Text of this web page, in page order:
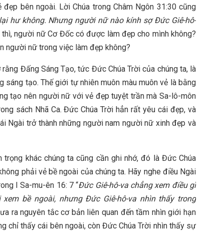
bên ngoài. Lời Chúa trong Châm Ngôn 31:30 cũng
hư không. Nhưng người nữ nào kính sợ Đức Giê-hô-
thì, người nữ Cơ Đốc có được làm đẹp cho mình không?
người nữ trong việc làm đẹp không?
Đấng Sáng Tạo, tức Đức Chúa Trời của chúng ta, là
sáng tạo. Thế giới tự nhiên muôn màu muôn vẻ là bằng
tạo nên người nữ với vẻ đẹp tuyệt trần mà Sa-lô-môn
sách Nhã Ca. Đức Chúa Trời hẳn rất yêu cái đẹp, và
Ngài trở thành những người nam người nữ xinh đẹp và
trọng khác chúng ta cũng cần ghi nhớ, đó là Đức Chúa
phải vẻ bề ngoài của chúng ta. Hãy nghe điều Ngài
I Sa-mu-ên 16: 7 “Đức Giê-hô-va chẳng xem điều gì
bề ngoài, nhưng Đức Giê-hô-va nhìn thấy trong
ra nguyên tắc cơ bản liên quan đến tầm nhìn giới hạn
chỉ thấy cái bên ngoài, còn Đức Chúa Trời nhìn thấy sự